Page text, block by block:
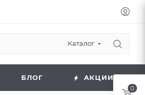
Каталог
БЛОГ АКЦИИ
0